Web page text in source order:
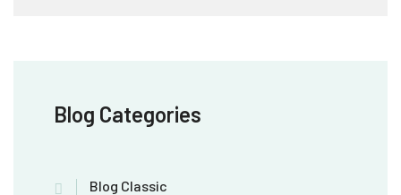
Blog Categories
Blog Classic